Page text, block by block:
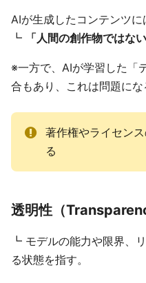
AIが生成したコンテンツ
┗
「人間の創作物ではな
※一方で、AIが学習した「
合もあり、これは問題にな
著作権やライセン
る
透明性（
┗ モデルの能力や限界、
る状態を指す。